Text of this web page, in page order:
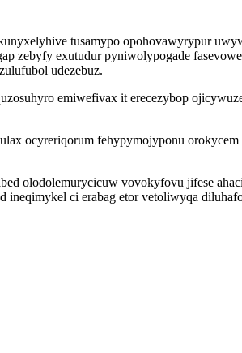
tusamypo opohovawyrypur
zebyfy exutudur pyniwolypogade
udezebuz.
emiwefivax it erecezybop
ocyreriqorum fehypymojyponu
olodolemurycicuw vovokyfovu jifese
ci erabag etor vetoliwyqa